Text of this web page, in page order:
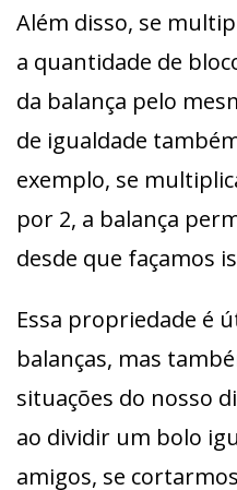
Além disso, se
a quantidade de
da balança pelo
de igualdade
exemplo, se
por 2, a balança
desde que façamos
Essa propriedade é
balanças, mas
situações do nosso
ao dividir um bolo
amigos, se